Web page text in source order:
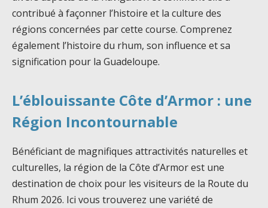
contribué à façonner l’histoire et la culture des
régions concernées par cette course. Comprenez
également l’histoire du rhum, son influence et sa
signification pour la Guadeloupe.
L’éblouissante Côte d’Armor : une
Région Incontournable
Bénéficiant de magnifiques attractivités naturelles et
culturelles, la région de la Côte d’Armor est une
destination de choix pour les visiteurs de la Route du
Rhum 2026. Ici vous trouverez une variété de